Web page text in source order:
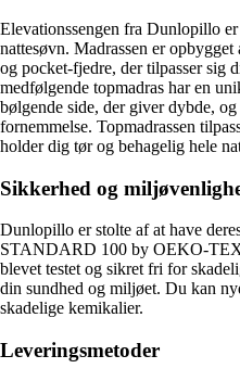
Elevationssengen fra Dunlopillo
nattesøvn. Madrassen er
og pocket-fjedre, der tilpasser sig
medfølgende topmadras har en
bølgende side, der giver dybde,
fornemmelse. Topmadrassen
holder dig tør og behagelig hele
Sikkerhed og
Dunlopillo er stolte af at have
STANDARD 100 by OEKO-
blevet testet og sikret fri for
din sundhed og miljøet. Du kan
skadelige kemikalier.
Leveringsmetoder